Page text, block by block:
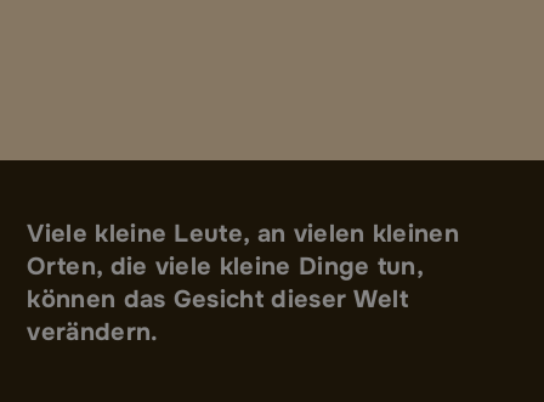
Viele kleine Leute, an vielen kleinen
Orten, die viele kleine Dinge tun,
können das Gesicht dieser Welt
verändern.